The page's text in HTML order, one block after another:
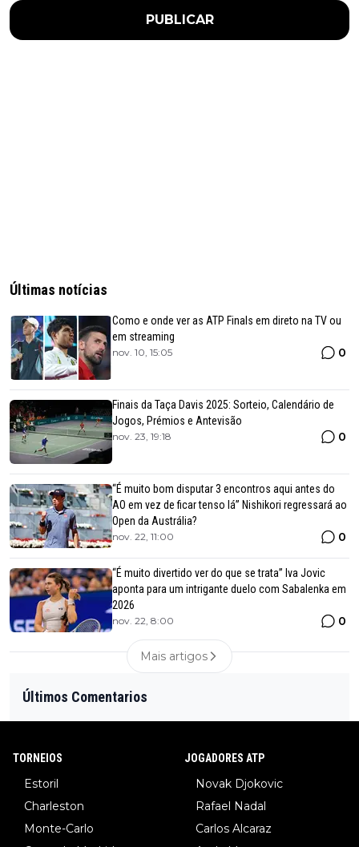
PUBLICAR
Últimas notícias
Como e onde ver as ATP Finals em direto na TV ou
em streaming
nov. 10, 15:05 0
Finais da Taça Davis 2025: Sorteio, Calendário de
Jogos, Prémios e Antevisão
nov. 23, 19:18 0
“É muito bom disputar 3 encontros aqui antes do
AO em vez de ficar tenso lá” Nishikori regressará ao
Open da Austrália?
nov. 22, 11:00 0
“É muito divertido ver do que se trata” Iva Jovic
aponta para um intrigante duelo com Sabalenka em
2026
nov. 22, 8:00 0
Mais artigos
Últimos Comentarios
TORNEIOS
Estoril
Charleston
Monte-Carlo
JOGADORES ATP
Novak Djokovic
Rafael Nadal
Carlos Alcaraz